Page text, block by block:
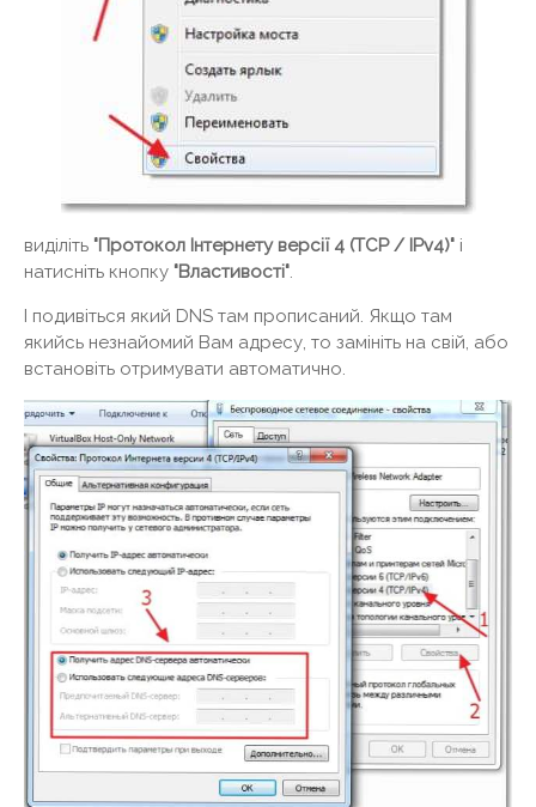
виділіть "Протокол Інтернету версії 4 (TCP / IPv4)" і
натисніть кнопку "Властивості".
І подивіться який DNS там прописаний. Якщо там
якийсь незнайомий Вам адресу, то замініть на свій, або
встановіть отримувати автоматично.